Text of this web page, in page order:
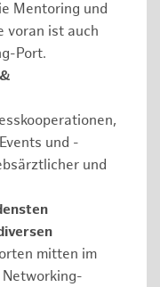
Mentoring und
voran ist auch
Port.
und -
und
mitten im